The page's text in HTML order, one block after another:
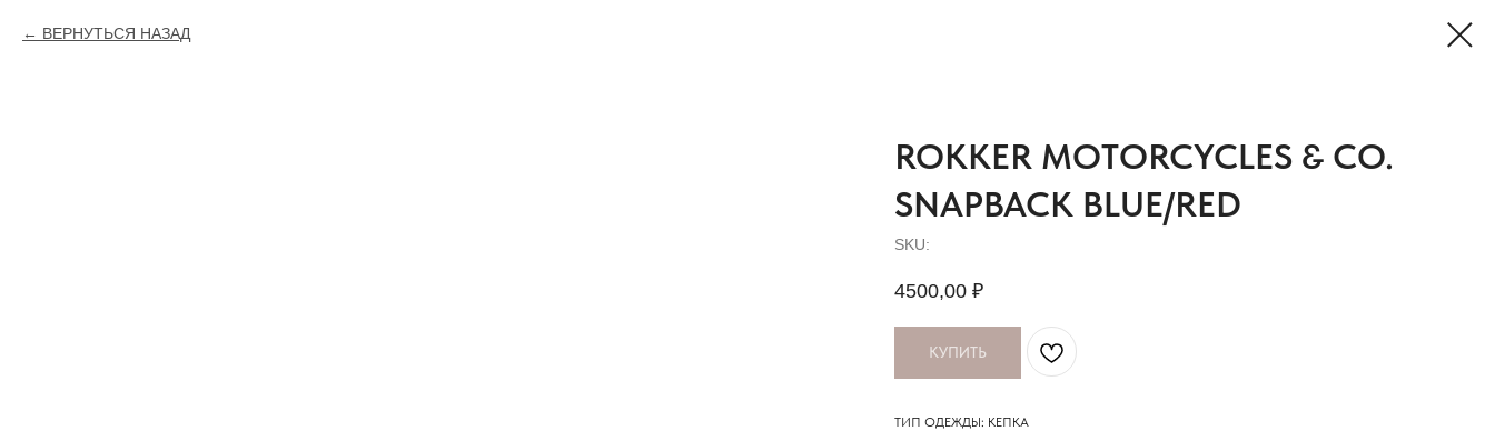
ВЕРНУТЬСЯ НАЗАД
ROKKER MOTORCYCLES & CO.
SNAPBACK BLUE/RED
SKU:
4500,00 ₽
КУПИТЬ
ТИП ОДЕЖДЫ: КЕПКА